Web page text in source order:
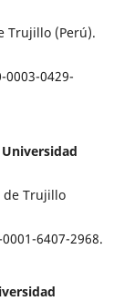
Trujillo (Perú).
0003-0429-
de Trujillo
6407-2968.